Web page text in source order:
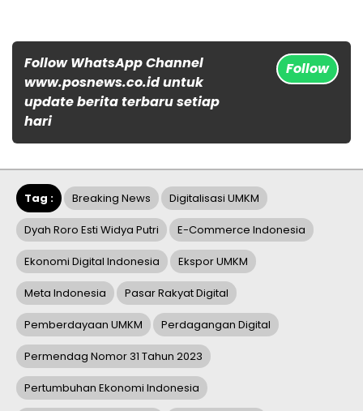
Follow WhatsApp Channel
www.posnews.co.id untuk
update berita terbaru setiap
hari
Follow
Tag : Breaking News Digitalisasi UMKM
Dyah Roro Esti Widya Putri E-Commerce Indonesia
Ekonomi Digital Indonesia Ekspor UMKM
Meta Indonesia Pasar Rakyat Digital
Pemberdayaan UMKM Perdagangan Digital
Permendag Nomor 31 Tahun 2023
Pertumbuhan Ekonomi Indonesia